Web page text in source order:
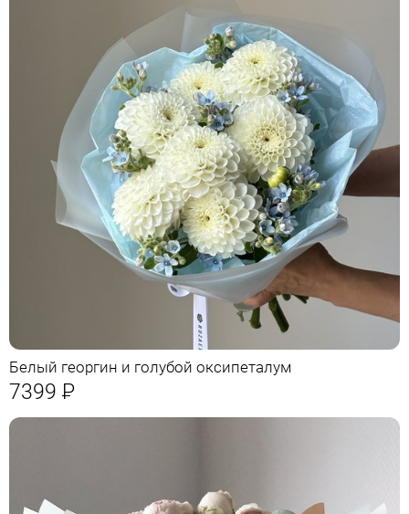
Белый георгин и голубой оксипеталум
7399 Р